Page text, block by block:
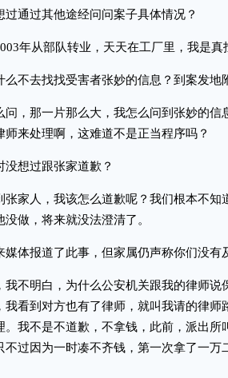
通过其他途经问问案子具体情况？
年从部队转业，天天在工厂里，我是真
去找找受害者张妙的信息？到案发地
那一片那么大，我怎么问到张妙的信
师来处理啊，这难道不是正当程序吗？
想过跟张家道歉？
人，我该怎么道歉呢？我们根本不知
做，将来就没法澄清了。
报道了此事，但家属仍声称你们没有
明白，为什么公安机关跟我的律师说
我看到对方也有了律师，就叫我请的律师
。我不是不道歉，不拿钱，此前，派出所
不过因为一时凑不齐钱，第一次拿了一万